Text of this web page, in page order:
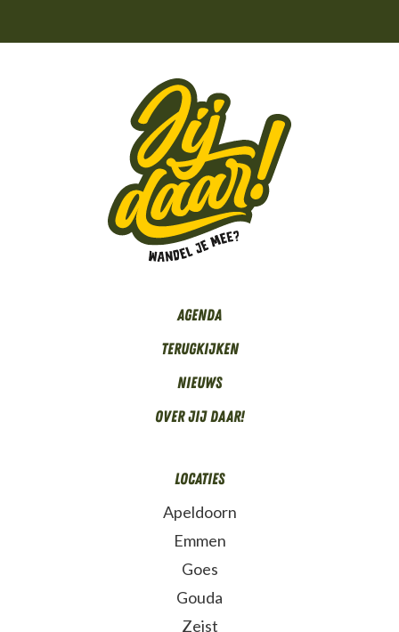
Agenda
Terugkijken
Nieuws
Over Jij daar!
Locaties
Apeldoorn
Emmen
Goes
Gouda
Zeist